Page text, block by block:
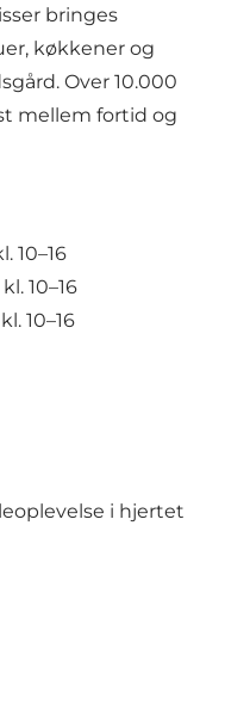
bringes
køkkener og
Over 10.000
mellem fortid og
10–16
10–16
10–16
i hjertet